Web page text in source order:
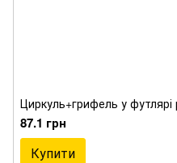
Циркуль+грифель у
87.1 грн
Купити